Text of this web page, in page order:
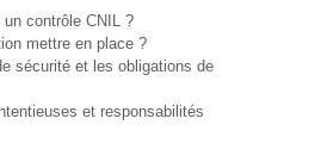
contrôle CNIL ?
mettre en place ?
sécurité et les obligations de
et responsabilités